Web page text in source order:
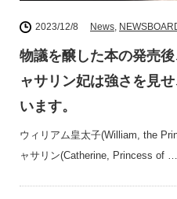
2023/12/8 News,
物議を醸した本の発売
ャサリン妃は強さを見
います。
ウィリアム皇太子(William, the
ャサリン(Catherine, Princess of …